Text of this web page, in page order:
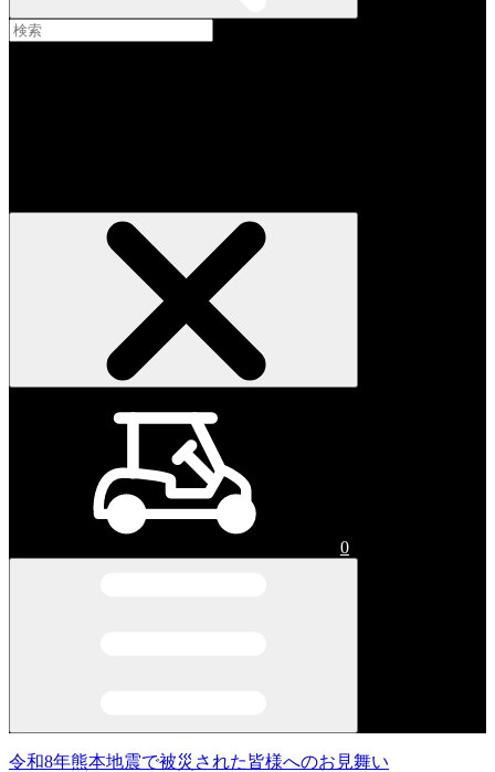
0
令和8年熊本地震で被災された皆様へのお見舞い